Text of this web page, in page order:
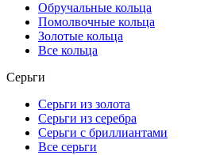
Обручальные кольца
Помолвочные кольца
Золотые кольца
Все кольца
Серьги
Серьги из золота
Серьги из серебра
Серьги с бриллиантами
Все серьги